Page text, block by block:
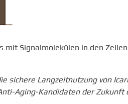
Signalmolekülen in den
sichere Langzeitnutzung von
Aging-Kandidaten der Zukunft